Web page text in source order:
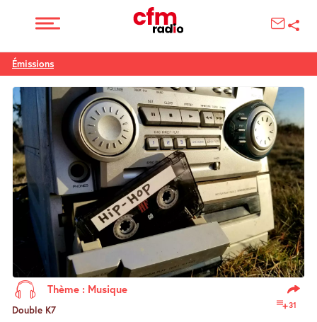
Émissions
Thème : Musique
31
Double K7